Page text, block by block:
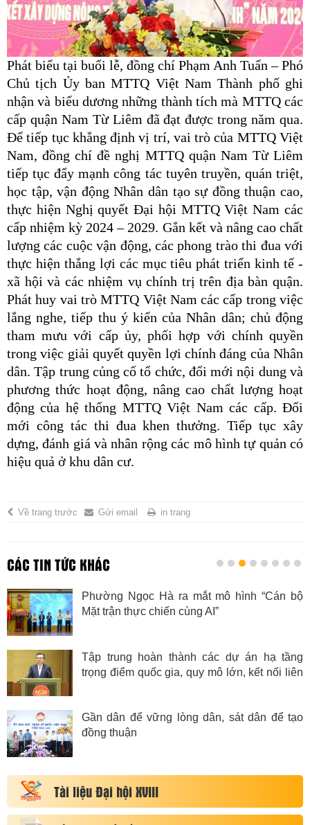
Phát biểu tại buổi lễ, đồng chí Phạm Anh Tuấn – Phó
Chủ tịch Ủy ban MTTQ Việt Nam Thành phố ghi
nhận và biểu dương những thành tích mà MTTQ các
cấp quận Nam Từ Liêm đã đạt được trong năm qua.
Để tiếp tục khẳng định vị trí, vai trò của MTTQ Việt
Nam, đồng chí đề nghị MTTQ quận Nam Từ Liêm
tiếp tục đẩy mạnh công tác tuyên truyền, quán triệt,
học tập, vận động Nhân dân tạo sự đồng thuận cao,
thực hiện Nghị quyết Đại hội MTTQ Việt Nam các
cấp nhiệm kỳ 2024 – 2029. Gắn kết và nâng cao chất
lượng các cuộc vận động, các phong trào thi đua với
thực hiện thắng lợi các mục tiêu phát triển kinh tế -
xã hội và các nhiệm vụ chính trị trên địa bàn quận.
Phát huy vai trò MTTQ Việt Nam các cấp trong việc
lắng nghe, tiếp thu ý kiến của Nhân dân; chủ động
tham mưu với cấp ủy, phối hợp với chính quyền
trong việc giải quyết quyền lợi chính đáng của Nhân
dân. Tập trung củng cố tổ chức, đổi mới nội dung và
phương thức hoạt động, nâng cao chất lượng hoạt
động của hệ thống MTTQ Việt Nam các cấp. Đổi
mới công tác thi đua khen thưởng. Tiếp tục xây
dựng, đánh giá và nhân rộng các mô hình tự quản có
hiệu quả ở khu dân cư.
Về trang trước Gửi email in trang
CÁC TIN TỨC KHÁC
Phường Ngọc Hà ra mắt mô hình “Cán bộ
Mặt trận thực chiến cùng AI”
Tập trung hoàn thành các dự án hạ tầng
trọng điểm quốc gia, quy mô lớn, kết nối liên
Gần dân để vững lòng dân, sát dân để tạo
đồng thuận
Tài liệu Đại hội XVIII